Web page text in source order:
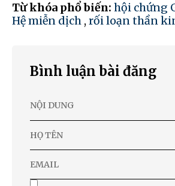
Từ khóa phổ biến: hội chứng
Hệ miễn dịch , rối loạn thần
Bình luận bài đăng